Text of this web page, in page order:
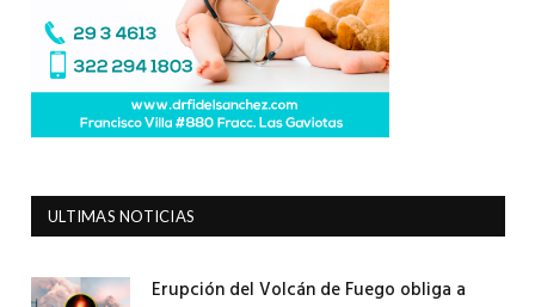
ULTIMAS NOTICIAS
Erupción del Volcán de Fuego obliga a